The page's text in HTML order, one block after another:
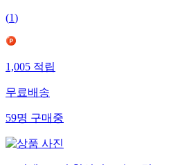
(1)
1,005적립
무료배송
59명구매중